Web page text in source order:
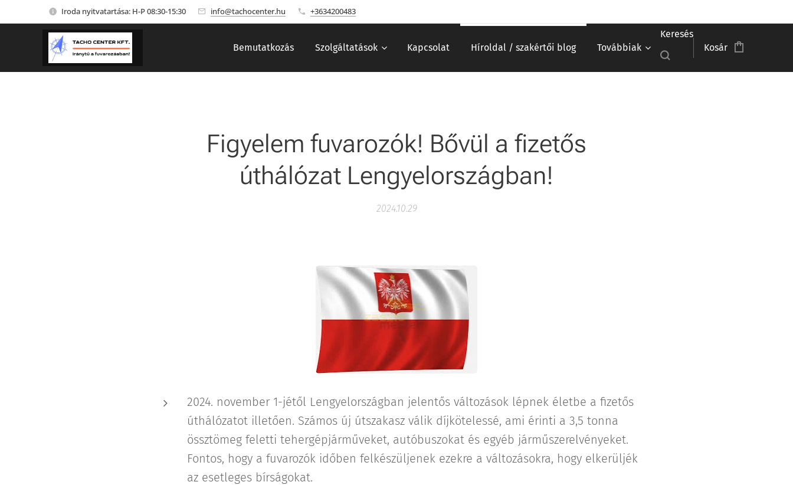
Iroda nyitvatartása: H-P 08:30-15:30 info@tachocenter.hu +3634200483
Bemutatkozás Szolgáltatások Kapcsolat Híroldal / szakértői blog Továbbiak
Keresés
Kosár
Figyelem fuvarozók! Bővül a fizetős
úthálózat Lengyelországban!
2024.10.29
2024. november 1-jétől Lengyelországban jelentős változások lépnek életbe a fizetős
úthálózatot illetően. Számos új útszakasz válik díjkötelessé, ami érinti a 3,5 tonna
össztömeg feletti tehergépjárműveket, autóbuszokat és egyéb járműszerelvényeket.
Fontos, hogy a fuvarozók időben felkészüljenek ezekre a változásokra, hogy elkerüljék
az esetleges bírságokat.